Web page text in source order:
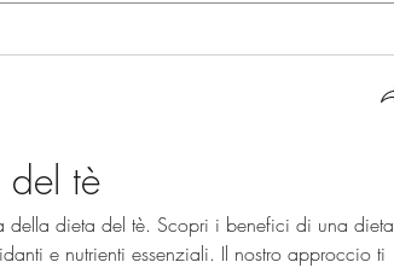
del tè
dieta del tè. Scopri i benefici di una dieta
e nutrienti essenziali. Il nostro approccio ti